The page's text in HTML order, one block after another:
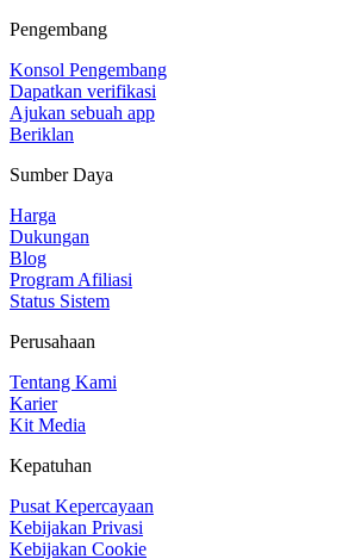
Pengembang
Konsol Pengembang
Dapatkan verifikasi
Ajukan sebuah app
Beriklan
Sumber Daya
Harga
Dukungan
Blog
Program Afiliasi
Status Sistem
Perusahaan
Tentang Kami
Karier
Kit Media
Kepatuhan
Pusat Kepercayaan
Kebijakan Privasi
Kebijakan Cookie